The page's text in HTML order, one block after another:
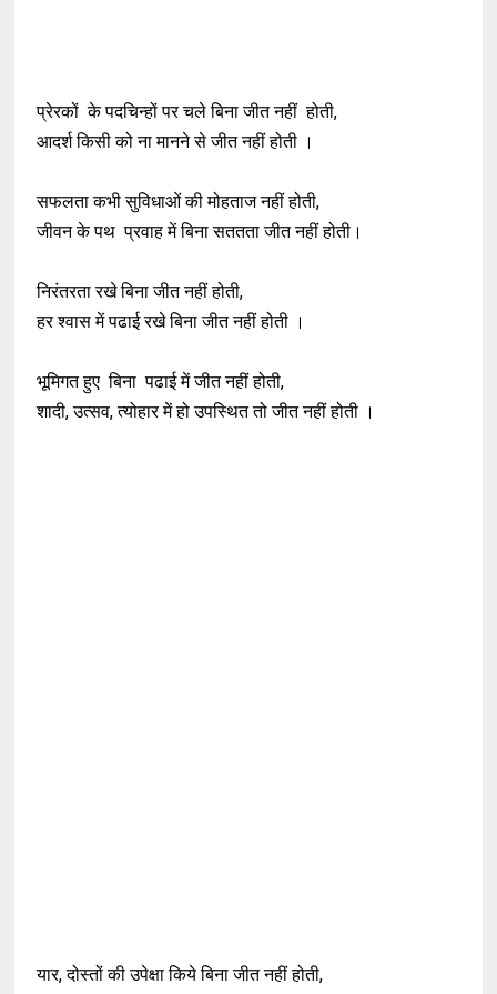
प्रेरकों के पद‌चिन्हों पर चले बिना जीत नहीं होती,
आदर्श किसी को ना मानने से जीत नहीं होती ।
सफलता कभी सुविधाओं की मोहताज नहीं होती,
जीवन के पथ प्रवाह में बिना सततता जीत नहीं होती।
निरंतरता रखे बिना जीत नहीं होती,
हर श्वास में पढाई रखे बिना जीत नहीं होती ।
भूमिगत हुए बिना पढाई में जीत नहीं होती,
शादी, उत्सव, त्योहार में हो उपस्थित तो जीत नहीं होती ।
यार, दोस्तों की उपेक्षा किये बिना जीत नहीं होती,